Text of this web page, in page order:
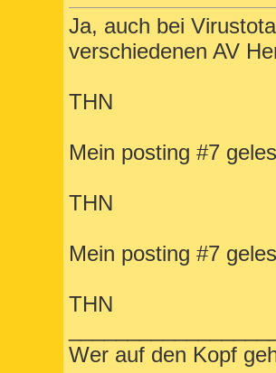
Ja, auch bei
verschiedenen AV
THN
Mein posting #7
THN
Mein posting #7
THN
Wer auf den Kopf